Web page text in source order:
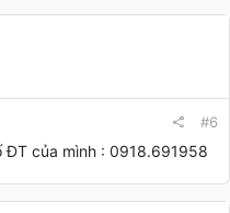
#6
ĐT của mình : 0918.691958